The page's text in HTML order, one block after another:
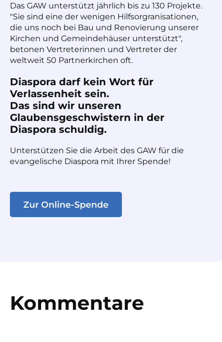
Das GAW unterstützt jährlich bis zu 130 Projekte.
"Sie sind eine der wenigen Hilfsorgranisationen,
die uns noch bei Bau und Renovierung unserer
Kirchen und Gemeindehäuser unterstützt",
betonen Vertreterinnen und Vertreter der
weltweit 50 Partnerkirchen oft.
Diaspora darf kein Wort für
Verlassenheit sein.
Das sind wir unseren
Glaubensgeschwistern in der
Diaspora schuldig.
Unterstützen Sie die Arbeit des GAW für die
evangelische Diaspora mit Ihrer Spende!
Zur Online-Spende
Kommentare